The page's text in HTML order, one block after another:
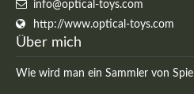
info@optical-toys.com
http://www.optical-toys.com
Über mich
Wie wird man ein Sammler von